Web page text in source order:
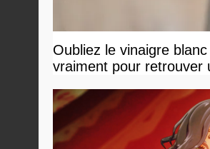
Oubliez le vinaigre
vraiment pour retrouver